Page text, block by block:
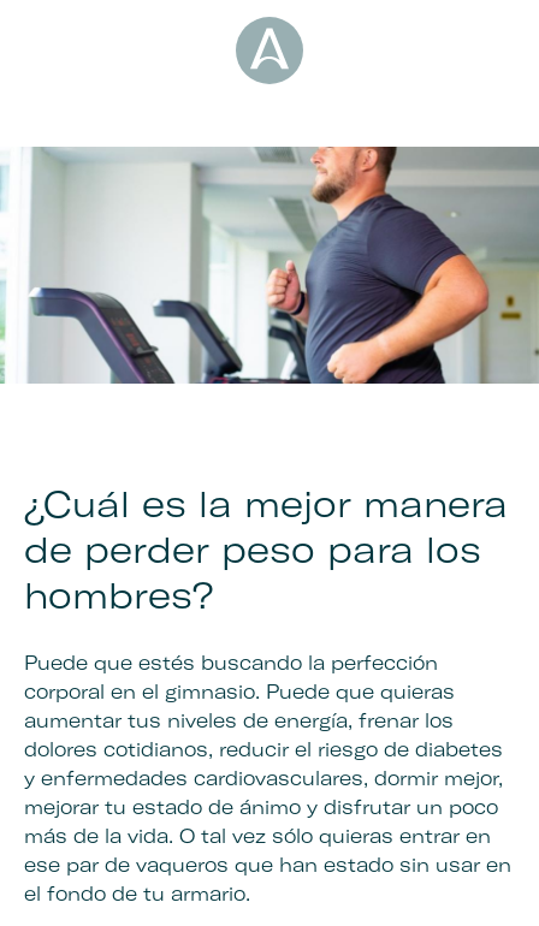
¿Cuál es la mejor manera
de perder peso para los
hombres?
Puede que estés buscando la perfección
corporal en el gimnasio. Puede que quieras
aumentar tus niveles de energía, frenar los
dolores cotidianos, reducir el riesgo de diabetes
y enfermedades cardiovasculares, dormir mejor,
mejorar tu estado de ánimo y disfrutar un poco
más de la vida. O tal vez sólo quieras entrar en
ese par de vaqueros que han estado sin usar en
el fondo de tu armario.